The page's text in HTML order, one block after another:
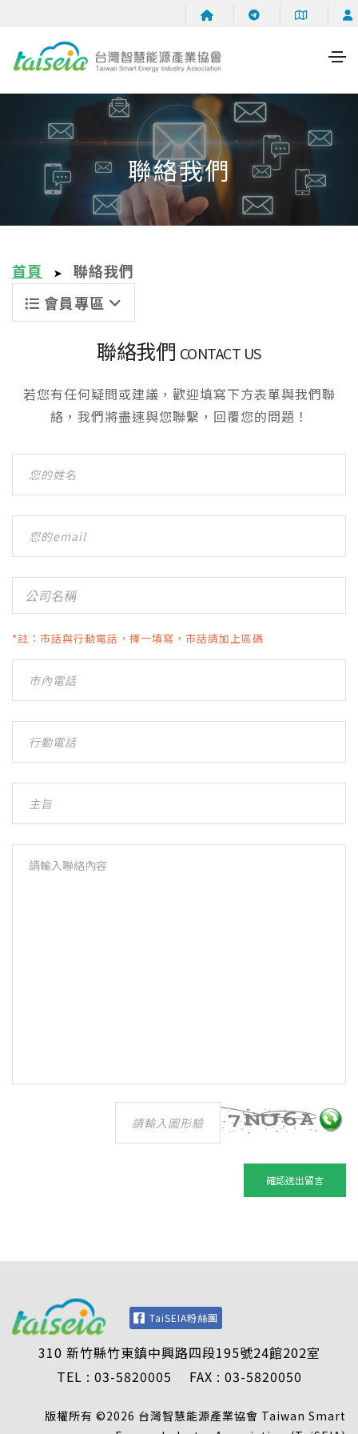
聯絡我們
首頁 ➤
聯絡我們
會員專區
聯絡我們 CONTACT US
若您有任何疑問或建議，歡迎填寫下方表單與我們聯
絡，我們將盡速與您聯繫，回覆您的問題！
*註：市話與行動電話，擇一填寫，市話請加上區碼
TaiSEIA粉絲團
310 新竹縣竹東鎮中興路四段195號24館202室
TEL : 03-5820005 FAX : 03-5820050
版權所有 ©2026 台灣智慧能源產業協會 Taiwan Smart